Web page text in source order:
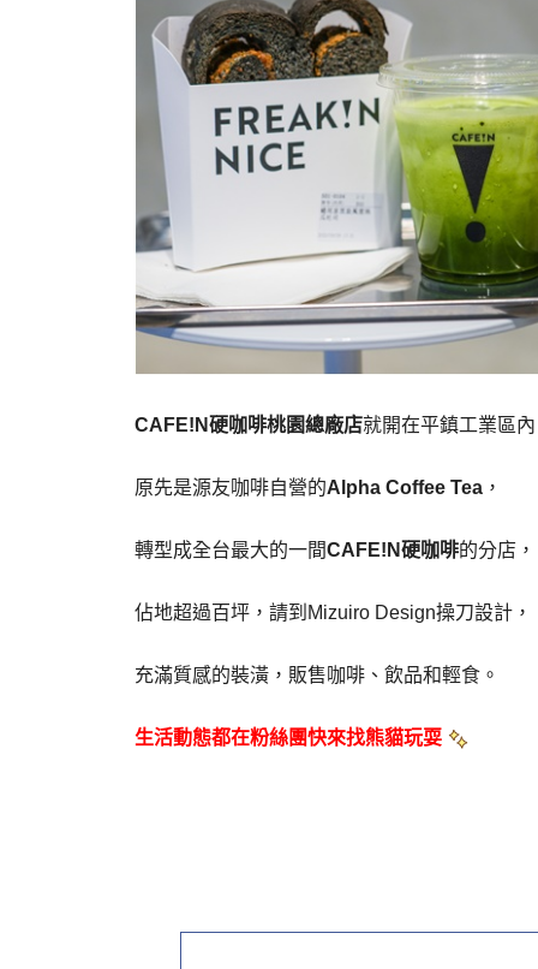
CAFE!N硬咖啡桃園總廠店就開在平鎮工業區
原先是源友咖啡自營的Alpha Coffee Tea ，
轉型成全台最大的一間CAFE!N硬咖啡的分店，
佔地超過百坪，請到Mizuiro Design操刀設計，
充滿質感的裝潢，販售咖啡、飲品和輕食。
生活動態都在粉絲團快來找熊貓玩耍